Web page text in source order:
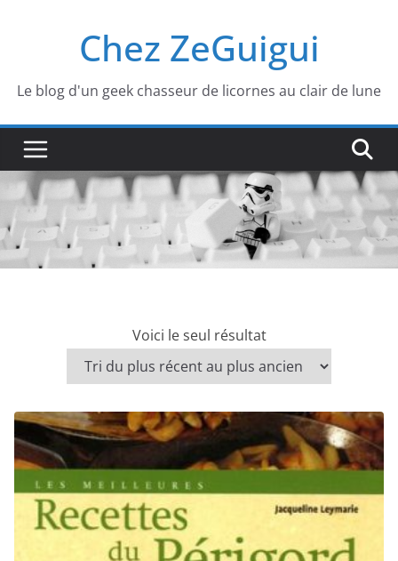
Chez ZeGuigui
Le blog d'un geek chasseur de licornes au clair de lune
Voici le seul résultat